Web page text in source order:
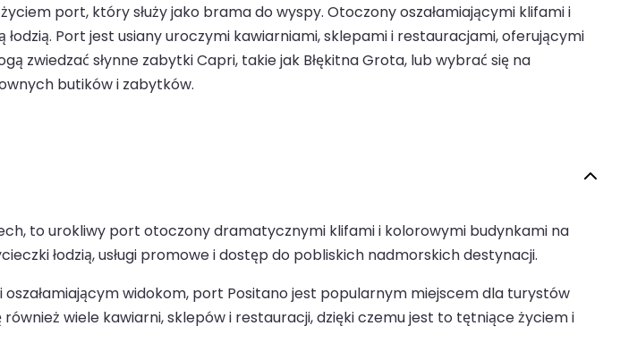
port, który służy jako brama do wyspy. Otoczony oszałamiającymi klifami i
Port jest usiany uroczymi kawiarniami, sklepami i restauracjami, oferującymi
zwiedzać słynne zabytki Capri, takie jak Błękitna Grota, lub wybrać się na
butików i zabytków.
to urokliwy port otoczony dramatycznymi klifami i kolorowymi budynkami na
łodzią, usługi promowe i dostęp do pobliskich nadmorskich destynacji.
widokom, port Positano jest popularnym miejscem dla turystów
wiele kawiarni, sklepów i restauracji, dzięki czemu jest to tętniące życiem i